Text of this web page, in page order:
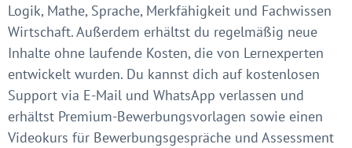
Logik, Mathe, Sprache, Merkfähigkeit und Fachwissen
Wirtschaft. Außerdem erhältst du regelmäßig neue
Inhalte ohne laufende Kosten, die von Lernexperten
entwickelt wurden. Du kannst dich auf kostenlosen
Support via E-Mail und WhatsApp verlassen und
erhältst Premium-Bewerbungsvorlagen sowie einen
Videokurs für Bewerbungsgespräche und Assessment